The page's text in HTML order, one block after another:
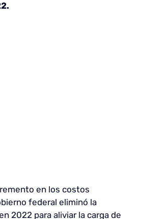
en los costos
federal eliminó la
2022 para aliviar la carga de